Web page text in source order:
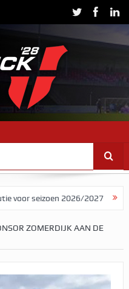
2026/2027 Herman Brood
ZOMERDIJK AAN DE